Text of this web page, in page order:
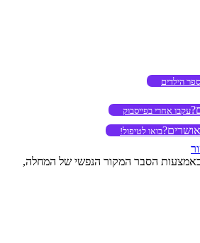
הילדים
עקבו אחרי בפייסבוק
בואו לטיפול!
באמצעות הסבר המקור הנפשי של המחלה,